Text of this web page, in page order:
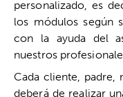
personalizado, es
los módulos según
con la ayuda del
nuestros
Cada cliente, padre,
deberá de realizar